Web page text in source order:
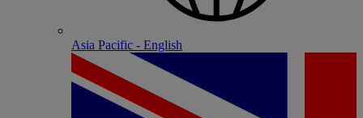
Asia Pacific - English